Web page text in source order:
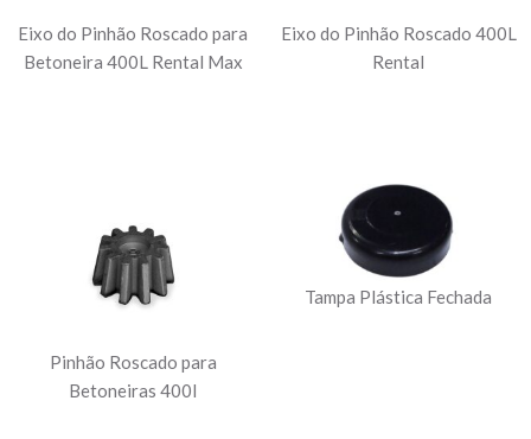
Eixo do Pinhão Roscado para
Betoneira 400L Rental Max
Eixo do Pinhão Roscado 400L
Rental
Pinhão Roscado para
Betoneiras 400l
Tampa Plástica Fechada